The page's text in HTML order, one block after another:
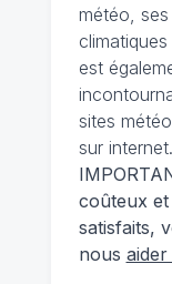
météo,
est
sites
sur internet.
coûteux et
satisfaits,
nous